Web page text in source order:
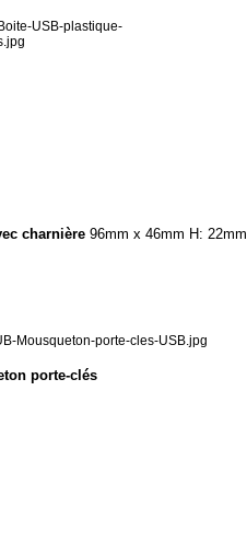
charnière 96mm x 46mm H: 22mm
porte-clés